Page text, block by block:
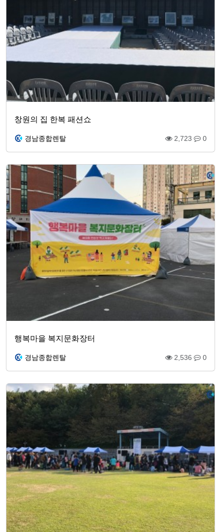
창원의 집 한복 패션쇼
경남종합렌탈 2,723 0
행복마을 복지문화장터
경남종합렌탈 2,536 0